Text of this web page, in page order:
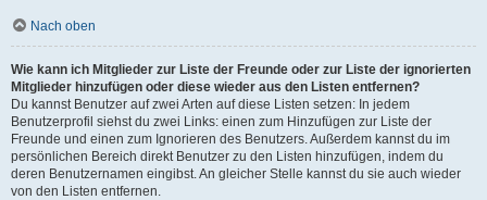
Nach oben
Wie kann ich Mitglieder zur Liste der Freunde oder zur Liste der ignorierten
Mitglieder hinzufügen oder diese wieder aus den Listen entfernen?
Du kannst Benutzer auf zwei Arten auf diese Listen setzen: In jedem
Benutzerprofil siehst du zwei Links: einen zum Hinzufügen zur Liste der
Freunde und einen zum Ignorieren des Benutzers. Außerdem kannst du im
persönlichen Bereich direkt Benutzer zu den Listen hinzufügen, indem du
deren Benutzernamen eingibst. An gleicher Stelle kannst du sie auch wieder
von den Listen entfernen.